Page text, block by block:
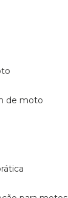
de moto